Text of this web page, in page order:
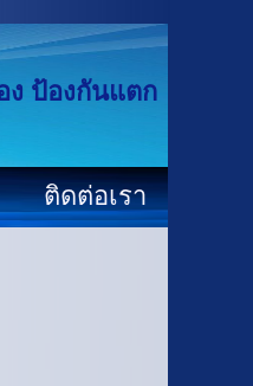
ง ป้องกันแตก
ติดต่อเรา